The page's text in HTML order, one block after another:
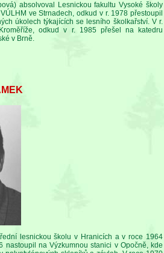
absolvoval Lesnickou fakultu Vysoké školy
ve Strnadech, odkud v r. 1978 přestoupil
úkolech týkajících se lesního školkařství. V r.
odkud v r. 1985 přešel na katedru
v Brně.
lesnickou školu v Hranicích a v roce 1964
nastoupil na Výzkumnou stanici v Opočně, kde